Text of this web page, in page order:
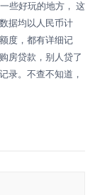
些好玩的地方， 这
据均以人民币计
度，都有详细记
房贷款，别人贷了
录。不查不知道，